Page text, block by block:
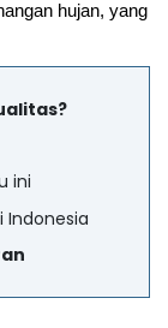
hujan, yang
ini
Indonesia